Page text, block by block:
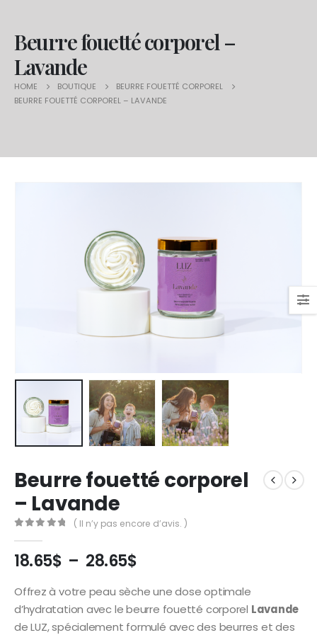
Beurre fouetté corporel –
Lavande
HOME BOUTIQUE
BEURRE FOUETTÉ CORPOREL
BEURRE FOUETTÉ CORPOREL – LAVANDE
Beurre fouetté corporel
– Lavande
( Il n’y pas encore d’avis. )
18.65$ – 28.65$
Offrez à votre peau sèche une dose optimale
d’hydratation avec le beurre fouetté corporel Lavande
de LUZ, spécialement formulé avec des beurres et des